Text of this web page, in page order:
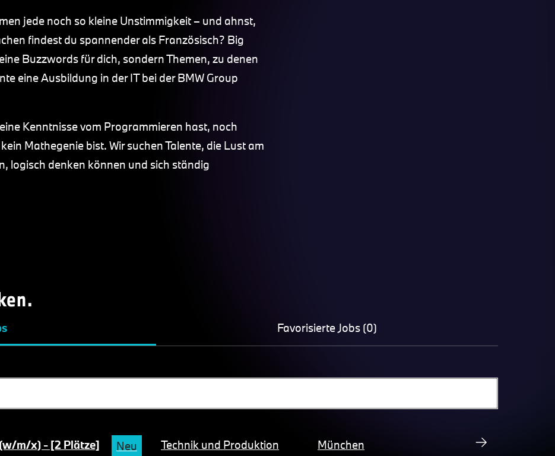
jede noch so kleine Unstimmigkeit – und ahnst,
findest du spannender als Französisch? Big
Buzzwords für dich, sondern Themen, zu denen
eine Ausbildung in der IT bei der BMW Group
Kenntnisse vom Programmieren hast, noch
Mathegenie bist. Wir suchen Talente, die Lust am
logisch denken können und sich ständig
Favorisierte Jobs (0)
m/x) - [2 Plätze]
Neu Technik und Produktion München